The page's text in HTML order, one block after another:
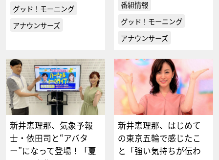
グッド！モーニング
アナウンサーズ
番組情報
グッド！モーニング
アナウンサーズ
新井恵理那、気象予報
士・依⽥司と“アバタ
ー”になって登場！「夏
新井恵理那、はじめて
の東京五輪で感じたこ
と「強い気持ちが伝わ